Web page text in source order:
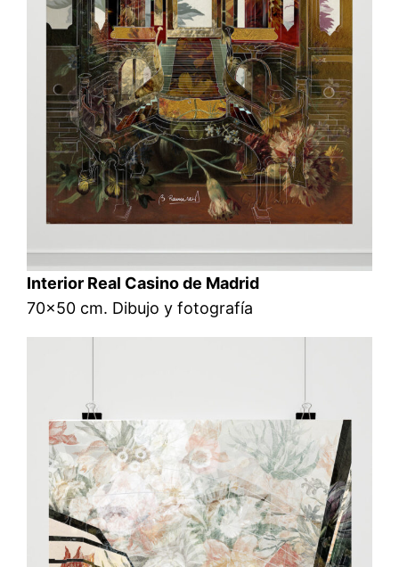
Interior Real Casino de Madrid
70×50 cm. Dibujo y fotografía